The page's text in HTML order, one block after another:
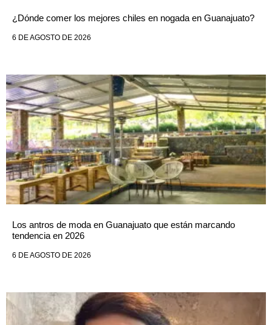
¿Dónde comer los mejores chiles en nogada en Guanajuato?
6 DE AGOSTO DE 2026
Los antros de moda en Guanajuato que están marcando
tendencia en 2026
6 DE AGOSTO DE 2026